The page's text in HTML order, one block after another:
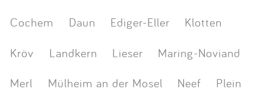
Cochem
Daun Ediger-Eller
Klotten
Kröv
Landkern Lieser
Maring-Noviand
Merl
Mülheim an der Mosel Neef Plein